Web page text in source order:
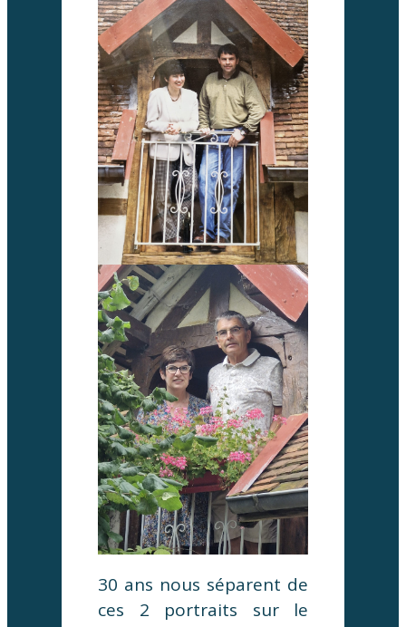
30 ans nous séparent de
ces 2 portraits sur le